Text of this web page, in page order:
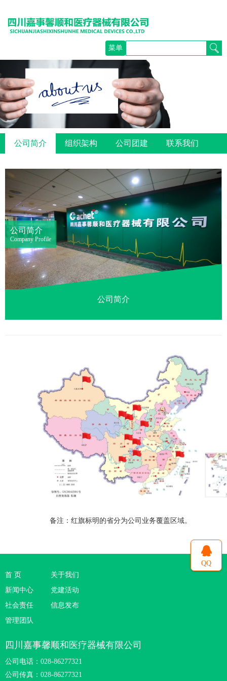
菜单
公司简介 组织架构 公司团建 联系我们
公司简介
Company Profile
公司简介
备注：红旗标明的省分为公司业务覆盖区域。
首 页
关于我们
新闻中心
党建活动
社会责任
信息发布
管理团队
四川嘉事馨顺和医疗器械有限公司
公司电话：028-86277321
公司传真：028-86277321
QQ